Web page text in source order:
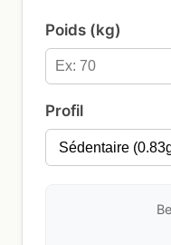
Poids (kg)
Profil